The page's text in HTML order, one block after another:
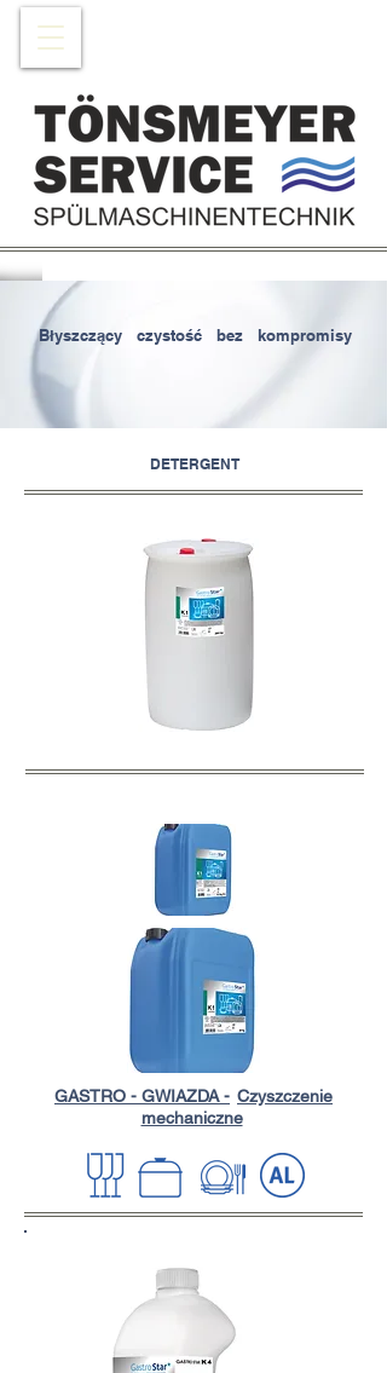
Błyszczący czystość bez kompromisy
​
DETERGENT
GASTRO - GWIAZDA - Czyszczenie
mechaniczne